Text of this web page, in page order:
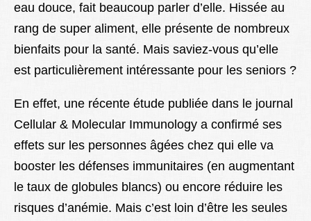
Better Health
eau douce, fait beaucoup parler d’elle. Hissée au
rang de super aliment, elle présente de nombreux
bienfaits pour la santé. Mais saviez-vous qu’elle
est particulièrement intéressante pour les seniors ?
En effet, une récente étude publiée dans le journal
Cellular & Molecular Immunology a confirmé ses
effets sur les personnes âgées chez qui elle va
booster les défenses immunitaires (en augmentant
le taux de globules blancs) ou encore réduire les
risques d’anémie. Mais c’est loin d’être les seules